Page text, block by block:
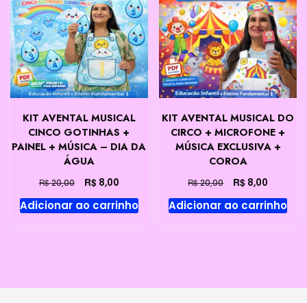
KIT AVENTAL MUSICAL
CINCO GOTINHAS +
PAINEL + MÚSICA – DIA DA
ÁGUA
R$20,00
preço
original
R$8,00O
preço
atual
Adicionar ao carrinho
KIT AVENTAL MUSICAL DO
CIRCO + MICROFONE +
MÚSICA EXCLUSIVA +
COROA
R$20,00
preço
original
R$ 8,00
preço
atual
Adicionar ao carrinho